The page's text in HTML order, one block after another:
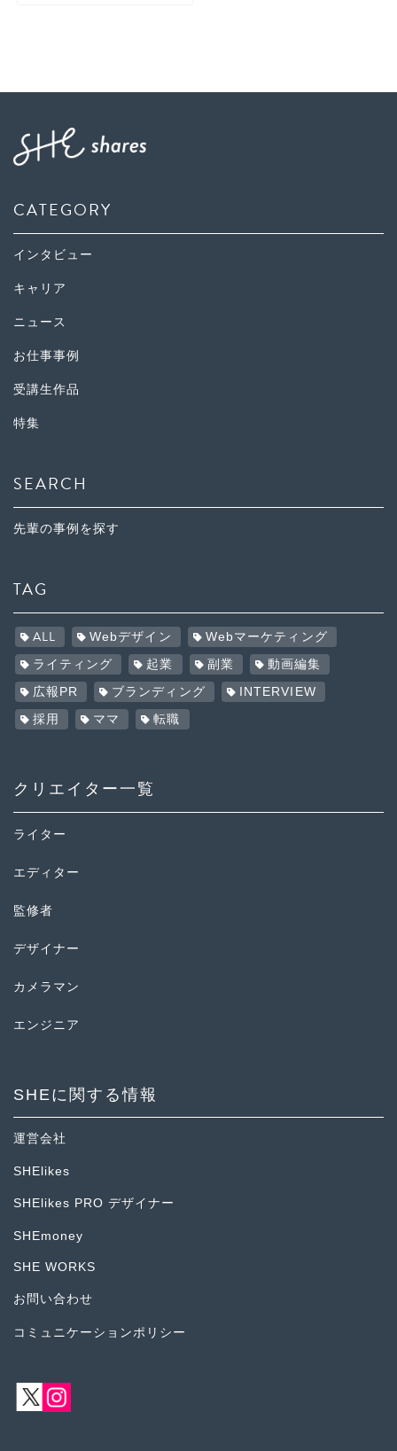
CATEGORY
インタビュー
キャリア
ニュース
お仕事事例
受講生作品
特集
SEARCH
先輩の事例を探す
TAG
ALL Webデザイン Webマーケティング
ライティング 起業 副業 動画編集
広報PR ブランディング INTERVIEW
採用 ママ 転職
クリエイター一覧
ライター
エディター
監修者
デザイナー
カメラマン
エンジニア
SHEに関する情報
運営会社
SHElikes
SHElikes PRO デザイナー
SHEmoney
SHE WORKS
お問い合わせ
コミュニケーションポリシー